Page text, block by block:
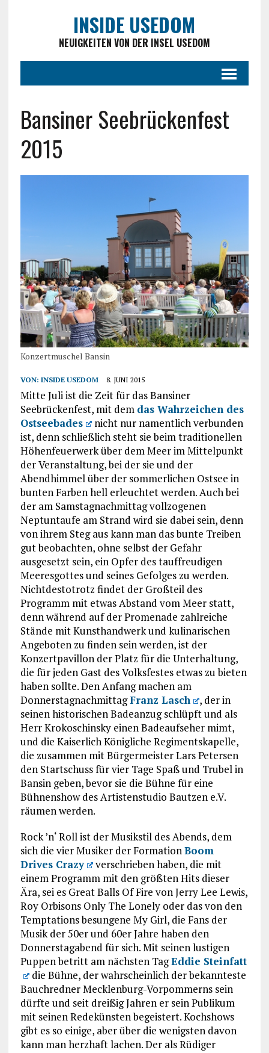
INSIDE USEDOM
NEUIGKEITEN VON DER INSEL USEDOM
Bansiner Seebrückenfest
2015
Konzertmuschel Bansin
VON: INSIDE USEDOM 8. JUNI 2015
Mitte Juli ist die Zeit für das Bansiner
Seebrückenfest, mit dem das Wahrzeichen des
Ostseebades
nicht nur namentlich verbunden
ist, denn schließlich steht sie beim traditionellen
Höhenfeuerwerk über dem Meer im Mittelpunkt
der Veranstaltung, bei der sie und der
Abendhimmel über der sommerlichen Ostsee in
bunten Farben hell erleuchtet werden. Auch bei
der am Samstagnachmittag vollzogenen
Neptuntaufe am Strand wird sie dabei sein, denn
von ihrem Steg aus kann man das bunte Treiben
gut beobachten, ohne selbst der Gefahr
ausgesetzt sein, ein Opfer des tauffreudigen
Meeresgottes und seines Gefolges zu werden.
Nichtdestotrotz findet der Großteil des
Programm mit etwas Abstand vom Meer statt,
denn während auf der Promenade zahlreiche
Stände mit Kunsthandwerk und kulinarischen
Angeboten zu finden sein werden, ist der
Konzertpavillon der Platz für die Unterhaltung,
die für jeden Gast des Volksfestes etwas zu bieten
haben sollte. Den Anfang machen am
DonnerstagnachmittagFranz Lasch
, der in
seinen historischen Badeanzug schlüpft und als
Herr Krokoschinsky einen Badeaufseher mimt,
und die Kaiserlich Königliche Regimentskapelle,
die zusammen mit Bürgermeister Lars Petersen
den Startschuss für vier Tage Spaß und Trubel in
Bansin geben, bevor sie die Bühne für eine
Bühnenshow des Artistenstudio Bautzen e.V.
räumen werden.
Rock ’n‘ Roll ist der Musikstil des Abends, dem
sich die vier Musiker der Formation Boom
Drives Crazy
verschrieben haben, die mit
einem Programm mit den größten Hits dieser
Ära, sei es Great Balls Of Fire von Jerry Lee Lewis,
Roy Orbisons Only The Lonely oder das von den
Temptations besungene My Girl, die Fans der
Musik der 50er und 60er Jahre haben den
Donnerstagabend für sich. Mit seinen lustigen
Puppen betritt am nächsten TagEddie Steinfatt
die Bühne, der wahrscheinlich der bekannteste
Bauchredner Mecklenburg-Vorpommerns sein
dürfte und seit dreißig Jahren er sein Publikum
mit seinen Redekünsten begeistert. Kochshows
gibt es so einige, aber über die wenigsten davon
kann man herzhaft lachen. Der als Rüdiger